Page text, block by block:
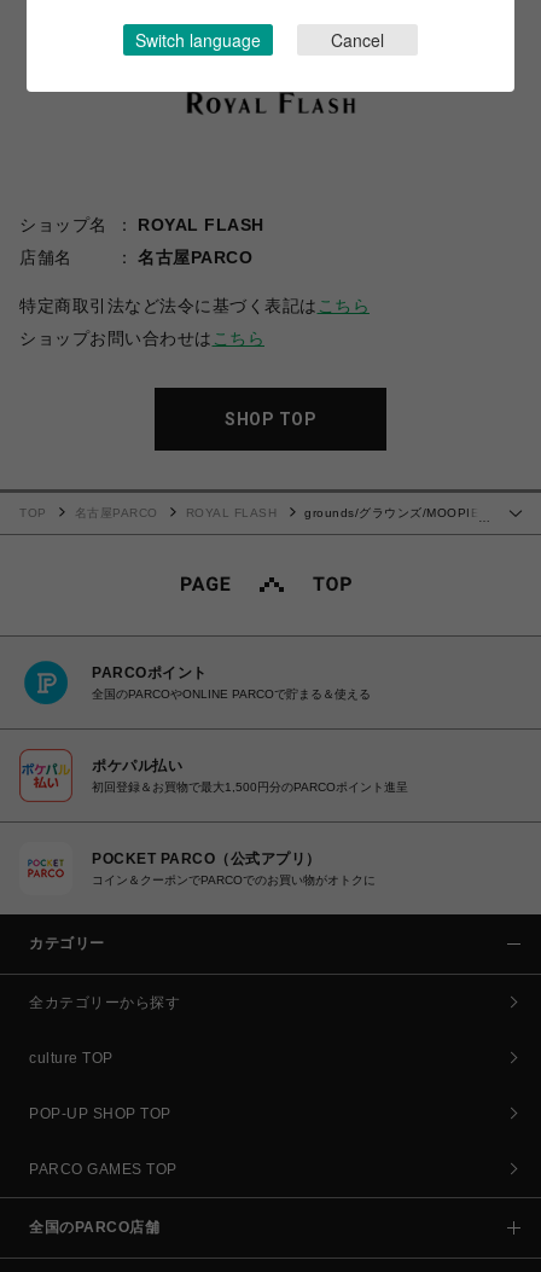
ショップ名
ROYAL FLASH
店舗名
名古屋PARCO
特定商取引法など法令に基づく表記は こちら
ショップお問い合わせは こちら
SHOP TOP
…
TOP 名古屋PARCO ROYAL FLASH
grounds/グラウンズ/MOOPIE
PARCOポイント
全国のPARCOやONLINE PARCOで貯まる＆使える
ポケパル払い
初回登録＆お買物で最大1,500円分のPARCOポイント進呈
POCKET PARCO（公式アプリ）
コイン＆クーポンでPARCOでのお買い物がオトクに
カテゴリー
全カテゴリーから探す
culture TOP
POP-UP SHOP TOP
PARCO GAMES TOP
全国のPARCO店舗
Switch language Cancel